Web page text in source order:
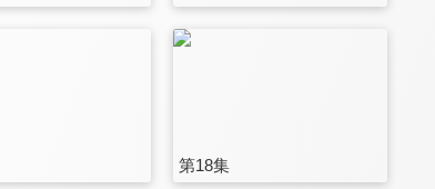
第18集